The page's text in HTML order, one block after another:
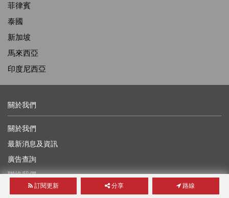
訂閱更新 分享 路線
菲律賓
泰國
新加坡
馬來西亞
印度尼西亞
關於我們
關於我們
最新消息及資訊
廣告查詢
聯絡我們
獎學金